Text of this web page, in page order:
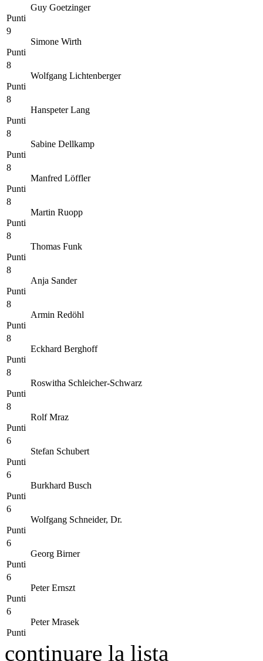
Punti
Guy Goetzinger
9
Punti
Simone Wirth
8
Punti
Wolfgang Lichtenberger
8
Punti
Hanspeter Lang
8
Punti
Sabine Dellkamp
8
Punti
Manfred Löffler
8
Punti
Martin Ruopp
8
Punti
Thomas Funk
8
Punti
Anja Sander
8
Punti
Armin Redöhl
8
Punti
Eckhard Berghoff
8
Punti
Roswitha Schleicher-Schwarz
8
Punti
Rolf Mraz
6
Punti
Stefan Schubert
6
Punti
Burkhard Busch
6
Punti
Wolfgang Schneider, Dr.
6
Punti
Georg Birner
6
Punti
Peter Ernszt
6
Punti
Peter Mrasek
continuare la lista